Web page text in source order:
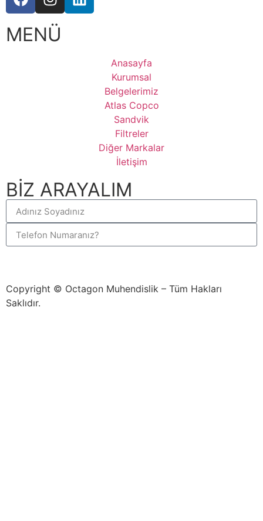
MENÜ
Anasayfa
Kurumsal
Belgelerimiz
Atlas Copco
Sandvik
Filtreler
Diğer Markalar
İletişim
BİZ ARAYALIM
Copyright © Octagon Muhendislik – Tüm Hakları
Saklıdır.